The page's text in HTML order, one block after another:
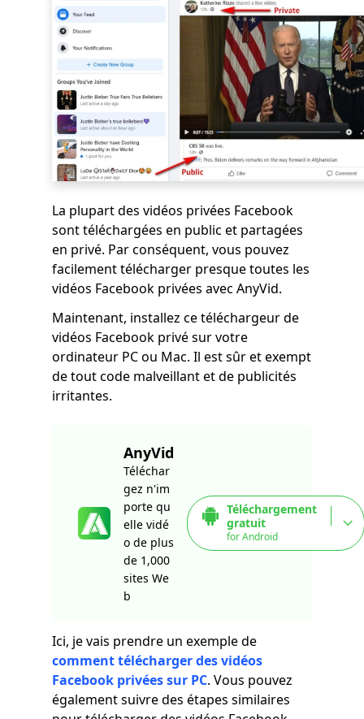
La plupart des vidéos privées Facebook
sont téléchargées en public et partagées
en privé. Par conséquent, vous pouvez
facilement télécharger presque toutes les
vidéos Facebook privées avec AnyVid.
Maintenant, installez ce téléchargeur de
vidéos Facebook privé sur votre
ordinateur PC ou Mac. Il est sûr et exempt
de tout code malveillant et de publicités
irritantes.
AnyVid
Téléchar
gez n'im
porte qu
elle vidé
o de plus
de 1,000
sites We
b
Téléchargement
gratuit
for Android
Ici, je vais prendre un exemple de
comment télécharger des vidéos
Facebook privées sur PC. Vous pouvez
également suivre des étapes similaires